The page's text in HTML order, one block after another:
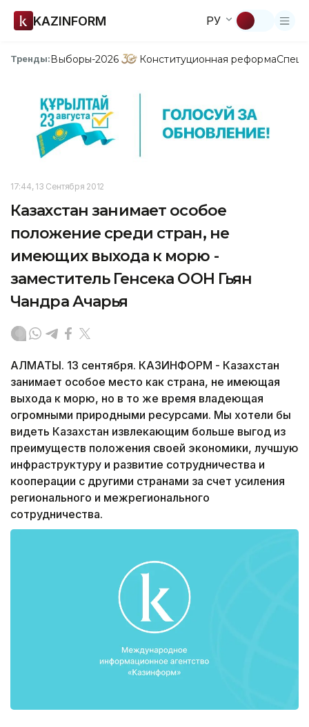
KAZINFORM РУ
Тренды:Выборы-2026 Конституционная реформа
17:44, 13 Сентября 2012
Казахстан занимает особое
положение среди стран, не
имеющих выхода к морю -
заместитель Генсека ООН Гьян
Чандра Ачарья
АЛМАТЫ. 13 сентября. КАЗИНФОРМ - Казахстан
занимает особое место как страна, не имеющая
выхода к морю, но в то же время владеющая
огромными природными ресурсами. Мы хотели бы
видеть Казахстан извлекающим больше выгод из
преимуществ положения своей экономики, лучшую
инфраструктуру и развитие сотрудничества и
кооперации с другими странами за счет усиления
регионального и межрегионального
сотрудничества.